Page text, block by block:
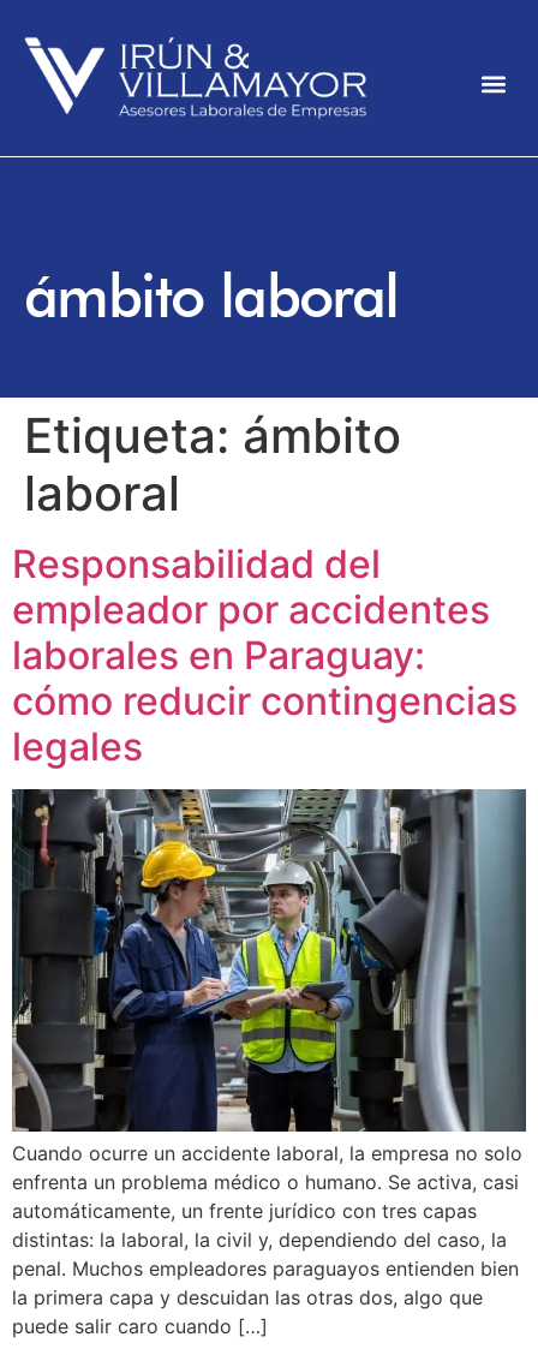
ámbito laboral
Etiqueta: ámbito
laboral
Responsabilidad del
empleador por accidentes
laborales en Paraguay:
cómo reducir contingencias
legales
Cuando ocurre un accidente laboral, la empresa no solo
enfrenta un problema médico o humano. Se activa, casi
automáticamente, un frente jurídico con tres capas
distintas: la laboral, la civil y, dependiendo del caso, la
penal. Muchos empleadores paraguayos entienden bien
la primera capa y descuidan las otras dos, algo que
puede salir caro cuando […]